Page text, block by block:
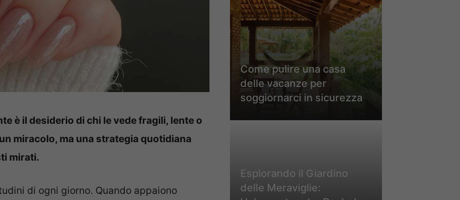
è il desiderio di chi le vede fragili, lente o
miracolo, ma una strategia quotidiana
mirati.
di ogni giorno. Quando appaiono
Come pulire una casa
delle vacanze per
soggiornarci in sicurezza
Esplorando il Giardino
delle Meraviglie: